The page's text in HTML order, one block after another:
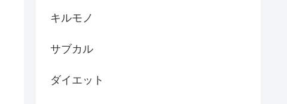
キルモノ
サブカル
ダイエット